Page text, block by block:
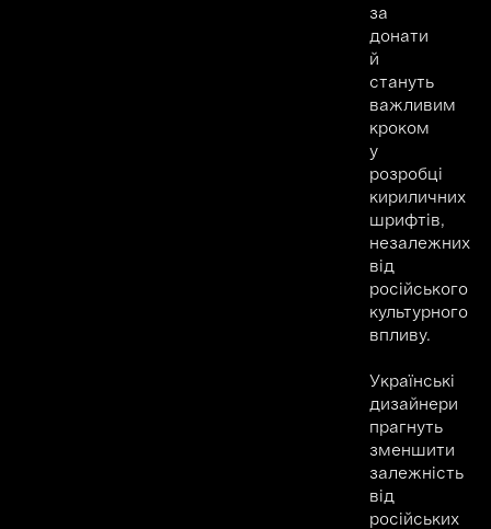
за
донати
й
стануть
важливим
кроком
у
розробці
кириличних
шрифтів,
незалежних
від
російського
культурного
впливу.
Українські
дизайнери
прагнуть
зменшити
залежність
від
російських